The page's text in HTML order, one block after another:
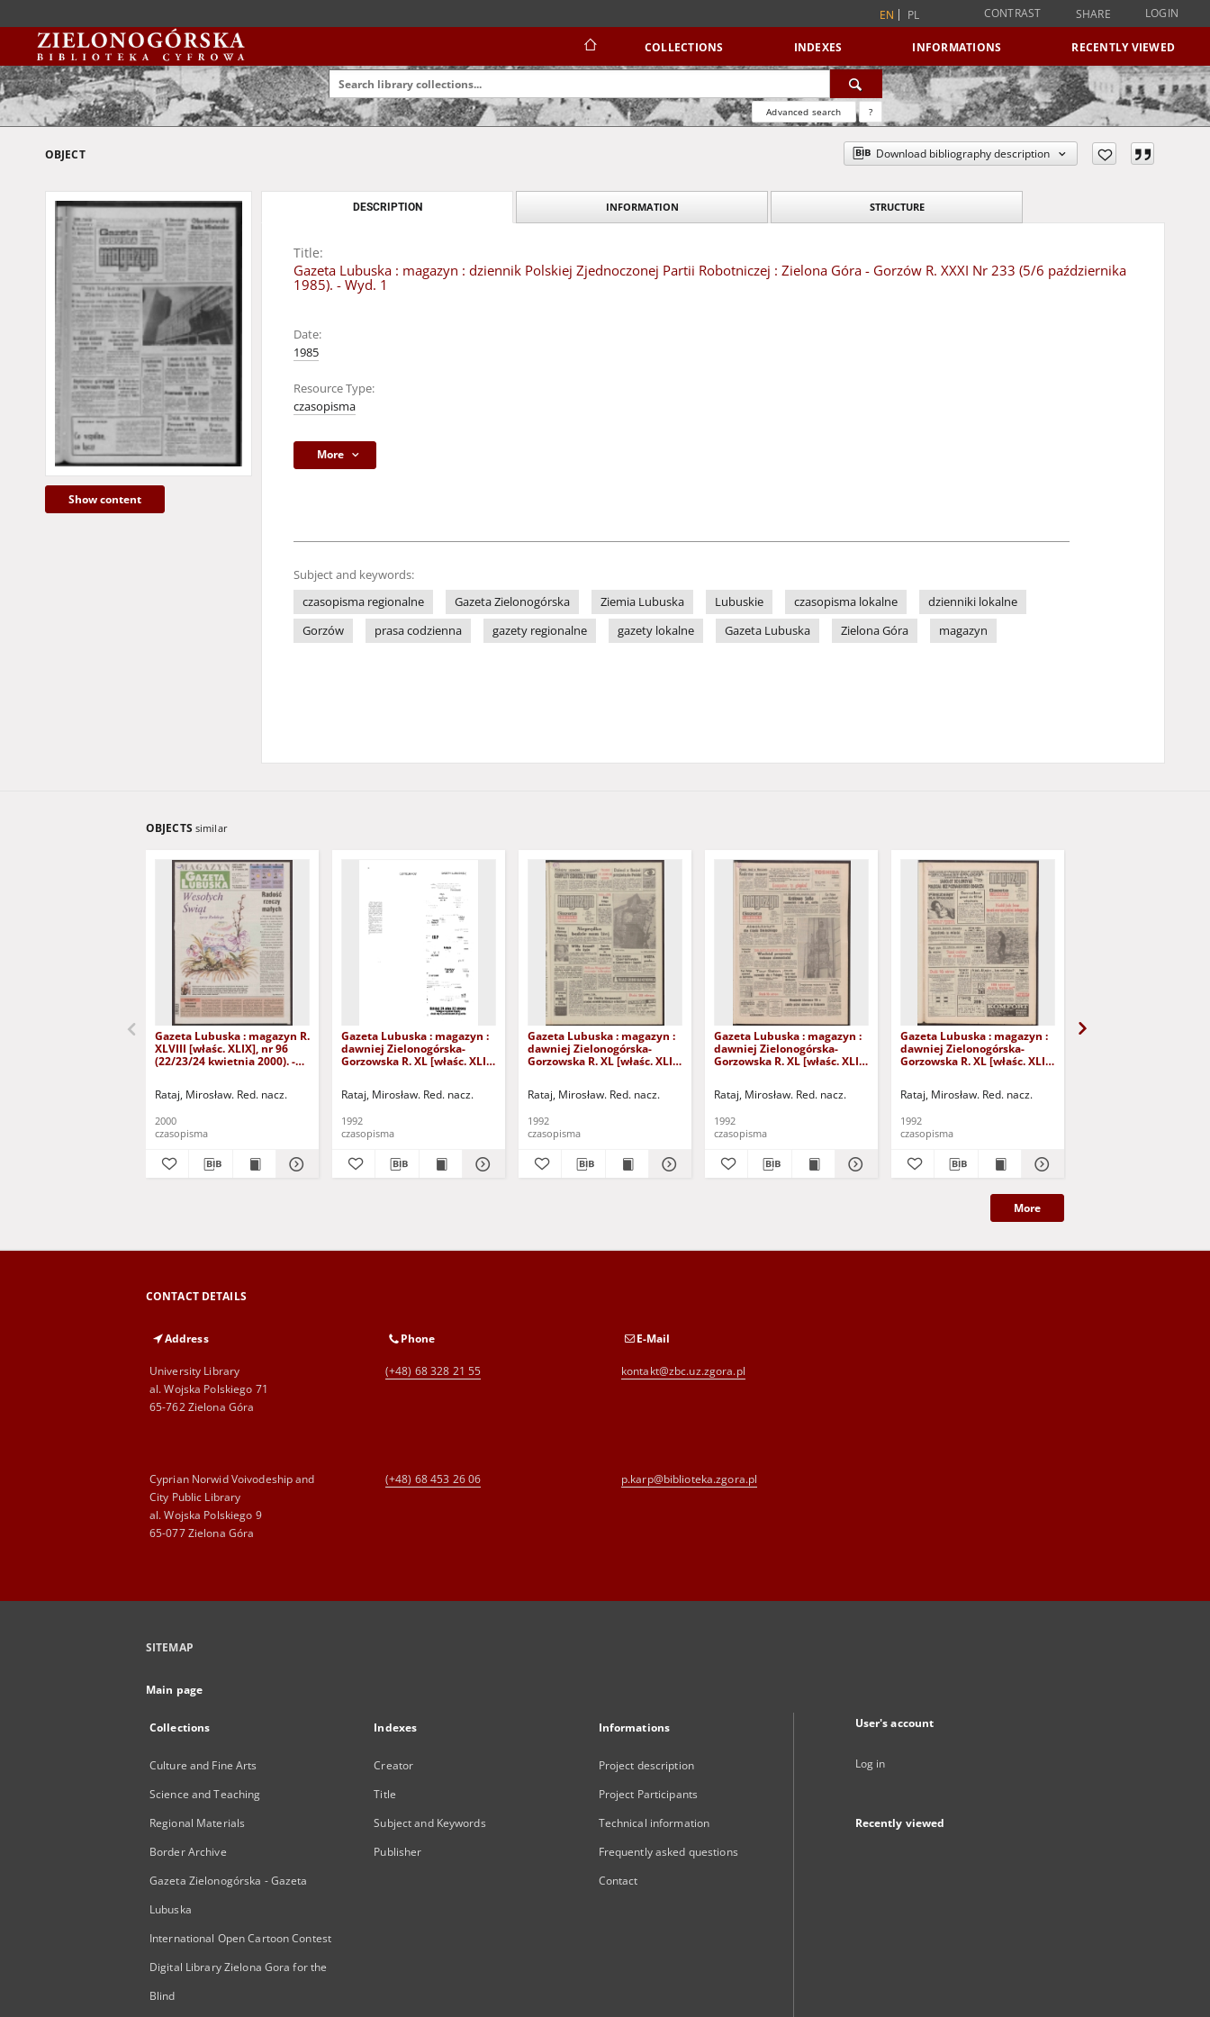
EN PL CONTRAST SHARE LOGIN
COLLECTIONS INDEXES INFORMATIONS RECENTLY VIEWED
Advanced search ?
OBJECT Download bibliography description
Show content
DESCRIPTION INFORMATION STRUCTURE
Title:
Gazeta Lubuska : magazyn : dziennik Polskiej Zjednoczonej Partii Robotniczej : Zielona Góra - Gorzów R. XXXI Nr 233 (5/6 października
1985). - Wyd. 1
Date:
1985
Resource Type:
czasopisma
More
Subject and keywords:
czasopisma regionalne
Gazeta Zielonogórska Ziemia Lubuska Lubuskie czasopisma lokalne
dzienniki lokalne
Gorzów
prasa codzienna gazety regionalne gazety lokalne Gazeta Lubuska Zielona Góra magazyn
OBJECTS similar
Gazeta Lubuska : magazyn R.
XLVIII [właśc. XLIX], nr 96
(22/23/24 kwietnia 2000). -
Rataj, Mirosław. Red. nacz.
2000
czasopisma
Gazeta Lubuska : magazyn :
dawniej Zielonogórska-
Gorzowska R. XL [właśc. XLI],
Rataj, Mirosław. Red. nacz.
1992
czasopisma
Gazeta Lubuska : magazyn :
dawniej Zielonogórska-
Gorzowska R. XL [właśc. XLI],
Rataj, Mirosław. Red. nacz.
1992
czasopisma
Gazeta Lubuska : magazyn :
dawniej Zielonogórska-
Gorzowska R. XL [właśc. XLI],
Rataj, Mirosław. Red. nacz.
1992
czasopisma
Gazeta Lubuska : magazyn :
dawniej Zielonogórska-
Gorzowska R. XL [właśc. XLI],
Rataj, Mirosław. Red. nacz.
1992
czasopisma
More
CONTACT DETAILS
Address
University Library
al. Wojska Polskiego 71
65-762 Zielona Góra
Phone
(+48) 68 328 21 55
E-Mail
kontakt@zbc.uz.zgora.pl
Cyprian Norwid Voivodeship and
City Public Library
al. Wojska Polskiego 9
65-077 Zielona Góra
(+48) 68 453 26 06 p.karp@biblioteka.zgora.pl
SITEMAP
Main page
Collections
Culture and Fine Arts
Science and Teaching
Regional Materials
Border Archive
Gazeta Zielonogórska - Gazeta
Lubuska
International Open Cartoon Contest
Digital Library Zielona Gora for the
Blind
Indexes
Creator
Title
Subject and Keywords
Publisher
Informations
Project description
Project Participants
Technical information
Frequently asked questions
Contact
User's account
Log in
Recently viewed